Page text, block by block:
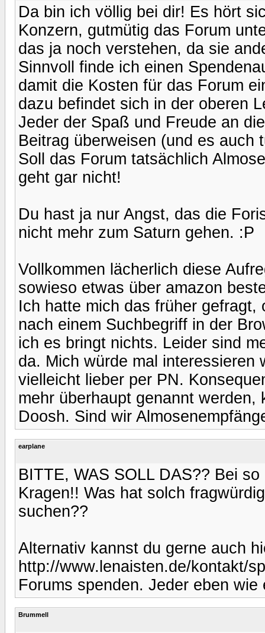
Da bin ich völlig bei dir! Es hört
Konzern, gutmütig das Forum
das ja noch verstehen, da sie
Sinnvoll finde ich einen
damit die Kosten für das Forum
dazu befindet sich in der oberen
Jeder der Spaß und Freude an
Beitrag überweisen (und es auch
Soll das Forum tatsächlich
geht gar nicht!
Du hast ja nur Angst, das die
nicht mehr zum Saturn gehen. :P
Vollkommen lächerlich diese
sowieso etwas über amazon
Ich hatte mich das früher
nach einem Suchbegriff in der
ich es bringt nichts. Leider sind
da. Mich würde mal interessieren
vielleicht lieber per PN.
mehr überhaupt genannt
Doosh. Sind wir
earplane
BITTE, WAS SOLL DAS?? Bei
Kragen!! Was hat solch
suchen??
Alternativ kannst du gerne auch
http://www.lenaisten.de/kontakt/
Forums spenden. Jeder eben wie
Brummell